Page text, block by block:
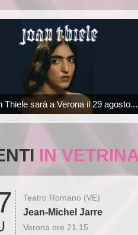
Thiele sarà a Verona il 29 agosto...
IN
Teatro Romano (VE)
Jean-Michel Jarre
Verona ore 21.15